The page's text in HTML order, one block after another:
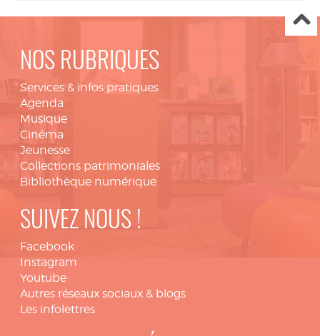
NOS RUBRIQUES
Services & infos pratiques
Agenda
Musique
Cinéma
Jeunesse
Collections patrimoniales
Bibliothèque numérique
SUIVEZ NOUS !
Facebook
Instagram
Youtube
Autres réseaux sociaux & blogs
Les infolettres